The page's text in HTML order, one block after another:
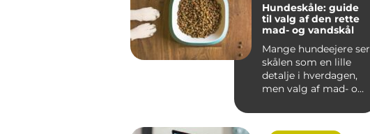
Hundeskåle: guide
til valg af den rette
mad- og vandskål
Mange hundeejere ser
skålen som en lille
detalje i hverdagen,
men valg af mad- og